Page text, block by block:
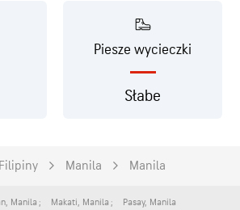
Piesze wycieczki
Słabe
Filipiny Manila Manila
, Manila Makati, Manila Pasay, Manila